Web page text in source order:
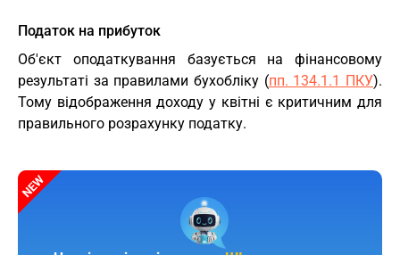
Податок на прибуток
Об'єкт оподаткування базується на фінансовому
результаті за правилами бухобліку (пп. 134.1.1 ПКУ).
Тому відображення доходу у квітні є критичним для
правильного розрахунку податку.